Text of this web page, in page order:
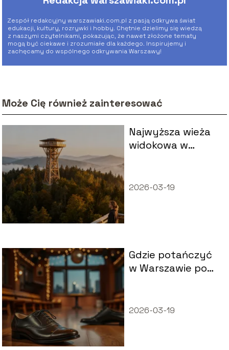
Zespół redakcyjny warszawiaki.com.pl z pasją odkrywa świat
edukacji, kultury, rozrywki i hobby. Chętnie dzielimy się wiedzą
z naszymi czytelnikami, pokazując, że nawet złożone tematy
mogą być ciekawe i zrozumiałe dla każdego. Inspirujemy i
zachęcamy do wspólnego odkrywania Warszawy!
Może Cię również zainteresować
Najwyższa wieża
widokowa w
2026-03-19
Gdzie potańczyć
w Warszawie po
2026-03-19